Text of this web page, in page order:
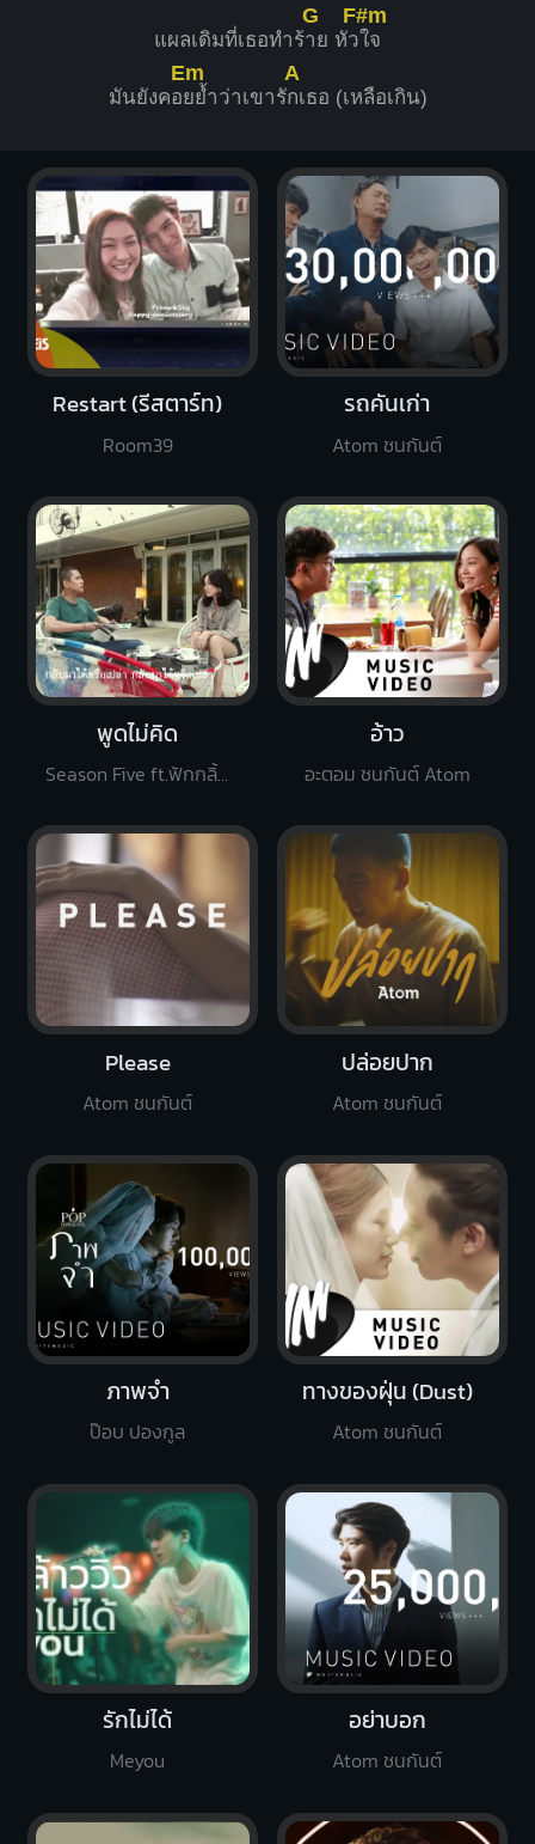
แผลเดิมที่เธอทำร้
G
าย หัว
F#m
ใจ
มันยังคอ
Em
ยย้ำว่าเขารั
A
กเธอ (เหลือเกิน)
Restart (รีสตาร์ท)
Room39
รถคันเก่า
Atom ชนกันต์
พูดไม่คิด
Season Five ft.ฟักกลิ้ง ฮีโร่
อ้าว
อะตอม ชนกันต์ Atom
Please
Atom ชนกันต์
ปล่อยปาก
Atom ชนกันต์
ภาพจำ
ป๊อบ ปองกูล
ทางของฝุ่น (Dust)
Atom ชนกันต์
รักไม่ได้
Meyou
อย่าบอก
Atom ชนกันต์